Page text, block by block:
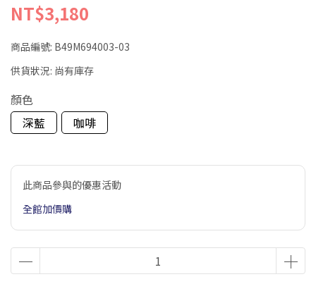
NT$3,180
商品編號: B49M694003-03
供貨狀況: 尚有庫存
顏色
深藍
咖啡
此商品參與的優惠活動
全館加價購